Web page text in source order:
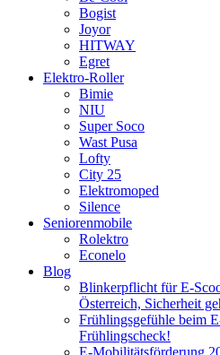
Bogist
Joyor
HITWAY
Egret
Elektro-Roller
Bimie
NIU
Super Soco
Wast Pusa
Lofty
City 25
Elektromoped
Silence
Seniorenmobile
Rolektro
Econelo
Blog
Blinkerpflicht für E-
Österreich, Sicherheit
Frühlingsgefühle beim
Frühlingscheck!
E-Mobilitätsförderung